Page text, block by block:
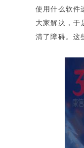
使用什么软件
大家解决，于
清了障碍。这